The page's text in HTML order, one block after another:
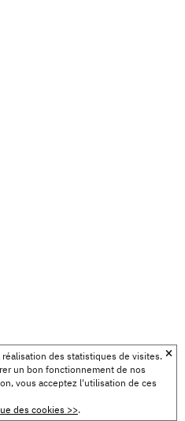
des statistiques de visites.
un bon fonctionnement de nos
vous acceptez l'utilisation de ces
des cookies >>.